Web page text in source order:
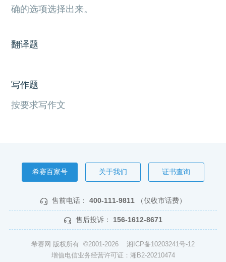
确的选项选择出来。
翻译题
写作题
按要求写作文
希赛百家号 关于我们 证书查询
售前电话： 400-111-9811 （仅收市话费）
售后投诉： 156-1612-8671
希赛网 版权所有 ©2001-2026 湘ICP备10203241号-12
增值电信业务经营许可证：湘B2-20210474